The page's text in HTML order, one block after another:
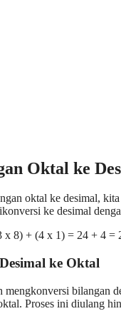
Oktal ke
oktal ke desimal,
ke desimal
8) + (4 x 1) = 24 + 4 =
ke Oktal
bilangan
Proses ini diulang